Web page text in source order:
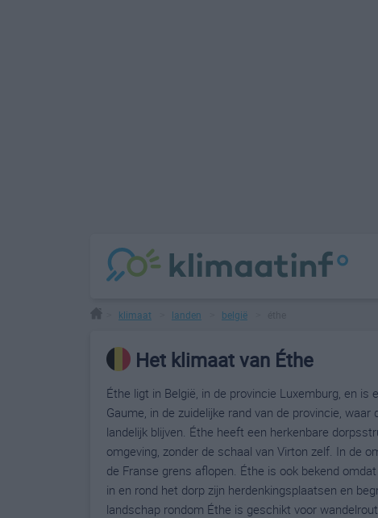
klimaat landen belgië
Het klimaat van Éthe
Éthe ligt in België, in de provincie Luxemburg, en
Gaume, in de zuidelijke rand van de provincie,
landelijk blijven. Éthe heeft een herkenbare
omgeving, zonder de schaal van Virton zelf. In de
de Franse grens aflopen. Éthe is ook bekend
in en rond het dorp zijn herdenkingsplaatsen en
landschap rondom Éthe is geschikt voor